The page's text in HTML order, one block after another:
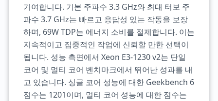
기여합니다. 기본 주파수 3.3 GHz와 최대 터보 주
파수 3.7 GHz는 빠르고 응답성 있는 작동을 보장
하며, 69W TDP는 에너지 소비를 절제합니다. 이는
지속적이고 집중적인 작업에 신뢰할 만한 선택이
됩니다. 성능 측면에서 Xeon E3-1230 v2는 단일
코어 및 멀티 코어 벤치마크에서 뛰어난 성과를 내
고 있습니다. 싱글 코어 성능에 대한 Geekbench 6
점수는 1201이며, 멀티 코어 성능에 대한 점수는